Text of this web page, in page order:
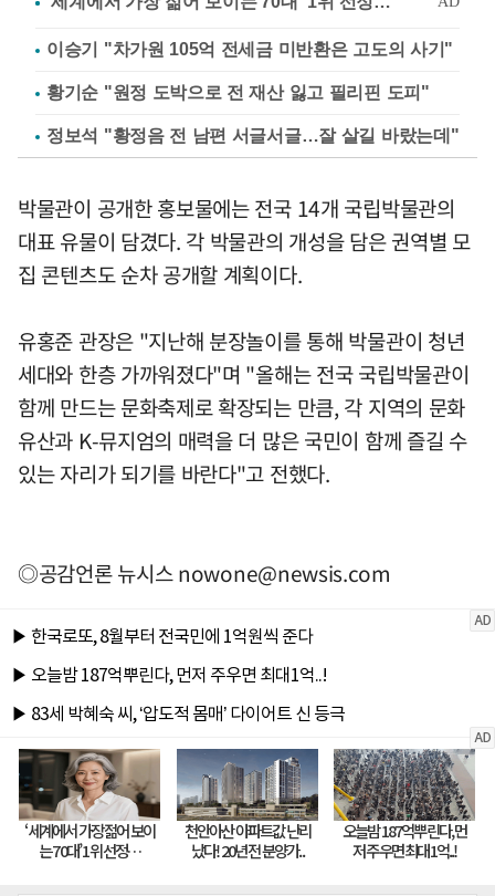
이승기 "차가원 105억 전세금 미반환은 고도의 사기"
황기순 "원정 도박으로 전 재산 잃고 필리핀 도피"
정보석 "황정음 전 남편 서글서글…잘 살길 바랐는데"
박물관이 공개한 홍보물에는 전국 14개 국립박물관의
대표 유물이 담겼다. 각 박물관의 개성을 담은 권역별 모
집 콘텐츠도 순차 공개할 계획이다.
유홍준 관장은 "지난해 분장놀이를 통해 박물관이 청년
세대와 한층 가까워졌다"며 "올해는 전국 국립박물관이
함께 만드는 문화축제로 확장되는 만큼, 각 지역의 문화
유산과 K-뮤지엄의 매력을 더 많은 국민이 함께 즐길 수
있는 자리가 되기를 바란다"고 전했다.
◎공감언론 뉴시스nowone@newsis.com